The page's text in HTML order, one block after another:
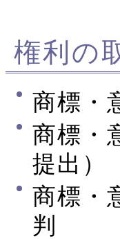
権利の
商標・
商標・
提出）
商標・
判